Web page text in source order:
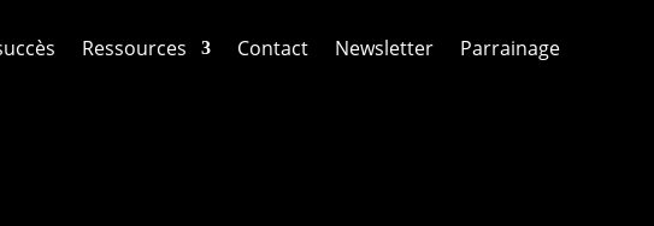
Ressources Contact Newsletter Parrainage